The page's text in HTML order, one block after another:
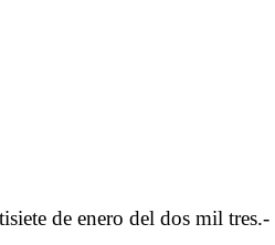
de enero del dos mil tres.-